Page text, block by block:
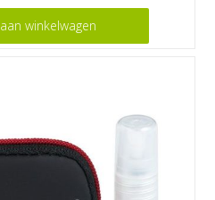
winkelwagen